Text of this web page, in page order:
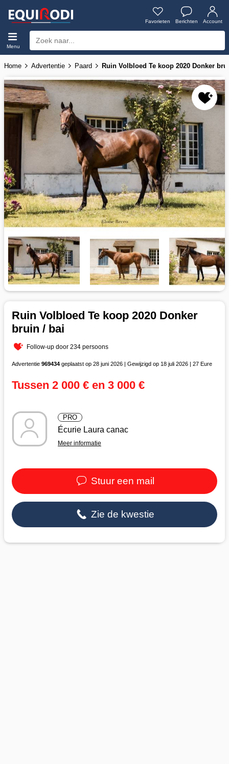
Favorieten Berichten Account
Menu
Home Advertentie Paard Ruin Volbloed Te koop 2020 Donker
Ruin Volbloed Te koop 2020 Donker
bruin / bai
Follow-up door 234 persoons
Advertentie 969434 geplaatst op 28 juni 2026 | Gewijzigd op 18 juli 2026 | 27 Eure
Tussen 2 000 € en 3 000 €
PRO
Écurie Laura canac
Meer informatie
Stuur een mail
Zie de kwestie